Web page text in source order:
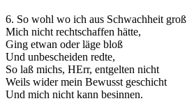
6. So wohl wo ich aus Schwachheit groß
Mich nicht rechtschaffen hätte,
Ging etwan oder läge bloß
Und unbescheiden redte,
So laß michs, HErr, entgelten nicht
Weils wider mein Bewusst geschicht
Und mich nicht kann besinnen.